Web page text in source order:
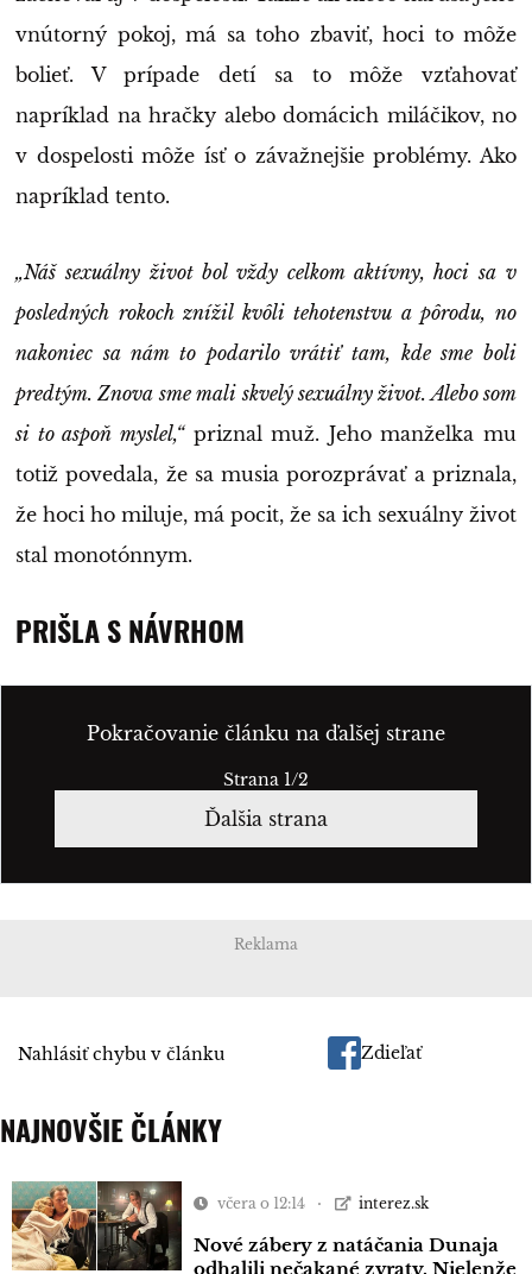
vnútorný pokoj, má sa toho zbaviť, hoci to môže
bolieť. V prípade detí sa to môže vzťahovať
napríklad na hračky alebo domácich miláčikov, no
v dospelosti môže ísť o závažnejšie problémy. Ako
napríklad tento.
„Náš sexuálny život bol vždy celkom aktívny, hoci sa v
posledných rokoch znížil kvôli tehotenstvu a pôrodu, no
nakoniec sa nám to podarilo vrátiť tam, kde sme boli
predtým. Znova sme mali skvelý sexuálny život. Alebo som
si to aspoň myslel,“priznal muž. Jeho manželka mu
totiž povedala, že sa musia porozprávať a priznala,
že hoci ho miluje, má pocit, že sa ich sexuálny život
stal monotónnym.
PRIŠLA S NÁVRHOM
Pokračovanie článku na ďalšej strane
Strana 1/2
Ďalšia strana
Reklama
Nahlásiť chybu v článku Zdieľať
NAJNOVŠIE ČLÁNKY
včera o 12:14 interez.sk
Nové zábery z natáčania Dunaja
odhalili nečakané zvraty. Nielenže